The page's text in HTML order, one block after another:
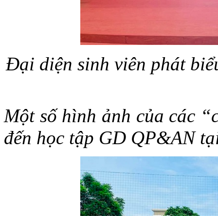
Đại diện sinh viên phát
Một số hình ảnh của các
đến học tập GD QP&AN